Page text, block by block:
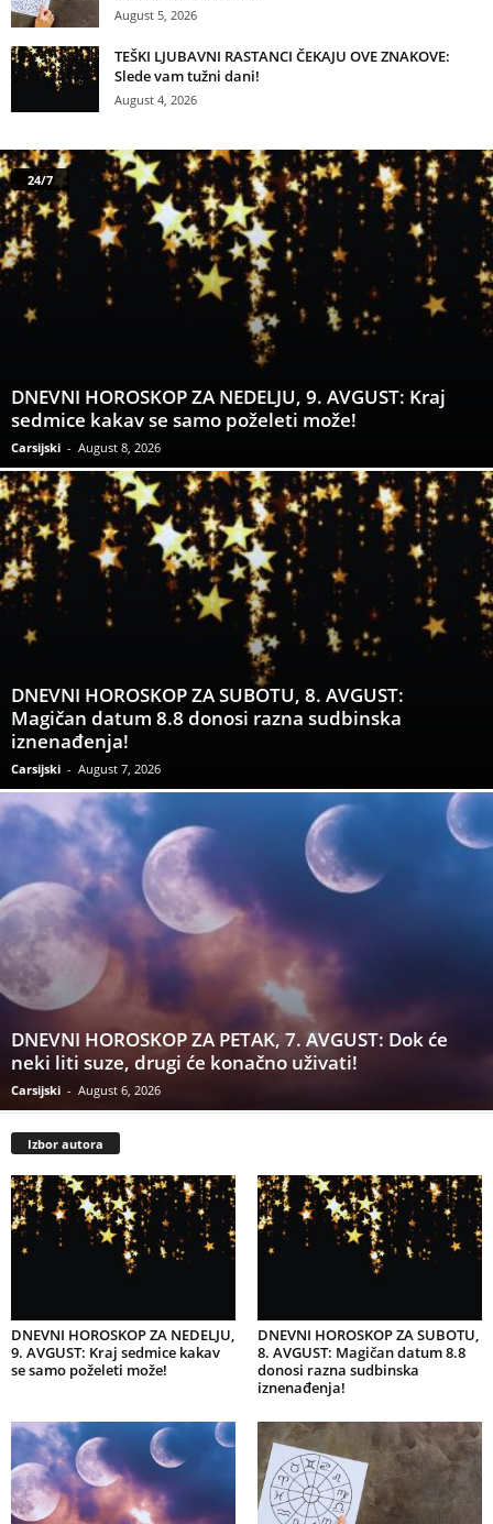
August 5, 2026
TEŠKI LJUBAVNI RASTANCI ČEKAJU OVE ZNAKOVE:
Slede vam tužni dani!
August 4, 2026
24/7
DNEVNI HOROSKOP ZA NEDELJU, 9. AVGUST: Kraj
sedmice kakav se samo poželeti može!
Carsijski - August 8, 2026
DNEVNI HOROSKOP ZA SUBOTU, 8. AVGUST:
Magičan datum 8.8 donosi razna sudbinska
iznenađenja!
Carsijski - August 7, 2026
DNEVNI HOROSKOP ZA PETAK, 7. AVGUST: Dok će
neki liti suze, drugi će konačno uživati!
Carsijski - August 6, 2026
Izbor autora
DNEVNI HOROSKOP ZA NEDELJU,
9. AVGUST: Kraj sedmice kakav
se samo poželeti može!
DNEVNI HOROSKOP ZA SUBOTU,
8. AVGUST: Magičan datum 8.8
donosi razna sudbinska
iznenađenja!